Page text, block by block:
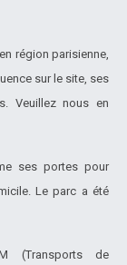
région parisienne,
sur le site, ses
Veuillez nous en
ses portes pour
Le parc a été
(Transports de